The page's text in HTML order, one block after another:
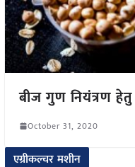
बीज गुण नियंत्रण हेतु
October 31, 2020
एग्रीकल्चर मशीन